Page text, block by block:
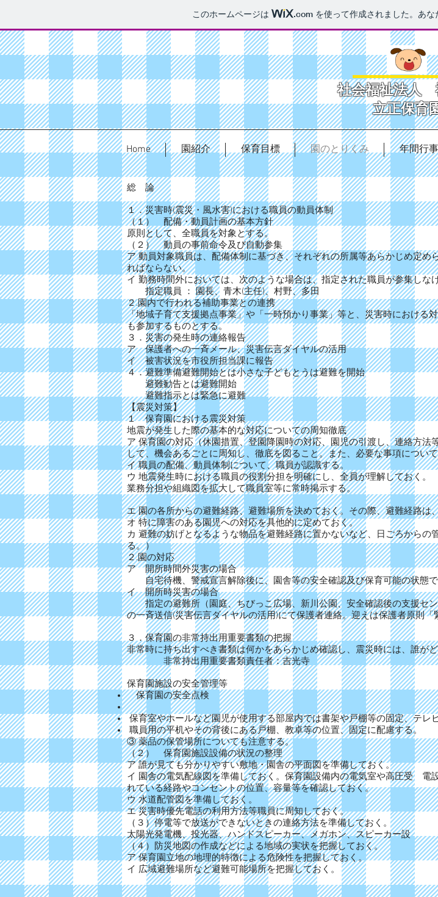
このホームページは .com を使って作成されました。あ
社会福祉法人
立正保育
Home 園紹介 保育目標 園のとりくみ 年間行事
総 論
１．災害時(震災・風水害)における職員の動員体制
（１） 配備・動員計画の基本方針
原則として、全職員を対象とする。
（２） 動員の事前命令及び自動参集
ア 動員対象職員は、配備体制に基づき、それぞれの所属等あらかじめ定
ればならない。
イ 勤務時間外においては、次のような場合は、指定された職員が参集しな
指定職員 ： 園長、青木(主任)、村野、多田
２.園内で行われる補助事業との連携
「地域子育て支援拠点事業」や「一時預かり事業」等と、災害時における
も参加するものとする。
３．災害の発生時の連絡報告
ア 保護者への一斉メール、災害伝言ダイヤルの活用
イ 被害状況を市役所担当課に報告
４．避難準備避難開始とは小さな子どもとうは避難を開始
避難勧告とは避難開始
避難指示とは緊急に避難
【震災対策】
１ 保育園における震災対策
地震が発生した際の基本的な対応についての周知徹底
ア 保育園の対応（休園措置、登園降園時の対応、園児の引渡し、連絡方
して、機会あるごとに周知し、徹底を図ること。また、必要な事項につい
イ 職員の配備、動員体制について、職員が認識する。
ウ 地震発生時における職員の役割分担を明確にし、全員が理解しておく。
業務分担や組織図を拡大して職員室等に常時掲示する。
エ 園の各所からの避難経路、避難場所を決めておく。その際、避難経路は
オ 特に障害のある園児への対応を具他的に定めておく。
カ 避難の妨げとなるような物品を避難経路に置かないなど、日ごろから
る。）
２.園の対応
ア 開所時間外災害の場合
自宅待機、警戒宣言解除後に、園舎等の安全確認及び保育可能の状態
イ 開所時災害の場合
指定の避難所（園庭、ちびっこ広場、新川公園、安全確認後の支援セン
の一斉送信(災害伝言ダイヤルの活用)にて保護者連絡。迎えは保護者原則
３．保育園の非常持出用重要書類の把握
非常時に持ち出すべき書類は何かをあらかじめ確認し、震災時には、誰が
非常持出用重要書類責任者：吉光寺
保育園施設の安全管理等
保育園の安全点検
保育室やホールなど園児が使用する部屋内では書架や戸棚等の固定、テレ
職員用の平机やその背後にある戸棚、教卓等の位置、固定に配慮する。
③ 薬品の保管場所についても注意する。
（２） 保育園施設設備の状況の整理
ア 誰が見ても分かりやすい敷地・園舎の平面図を準備しておく。
イ 園舎の電気配線図を準備しておく。保育園設備内の電気室や高圧受 電
れている経路やコンセントの位置、容量等を確認しておく。
ウ 水道配管図を準備しておく。
エ 災害時優先電話の利用方法等職員に周知しておく。
（３）停電等で放送ができないときの連絡方法を準備しておく。
太陽光発電機、投光器、ハンドスピーカー、メガホン、スピーカー設
（４）防災地図の作成などによる地域の実状を把握しておく。
ア 保育園立地の地理的特徴による危険性を把握しておく。
イ 広域避難場所など避難可能場所を把握しておく。